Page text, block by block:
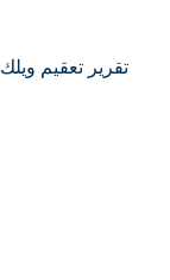
تقرير تعقيم